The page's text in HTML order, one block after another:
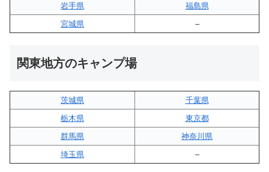
岩手県
福島県
宮城県
–
関東地方のキャンプ場
茨城県
千葉県
栃木県
東京都
群馬県
神奈川県
埼玉県
–